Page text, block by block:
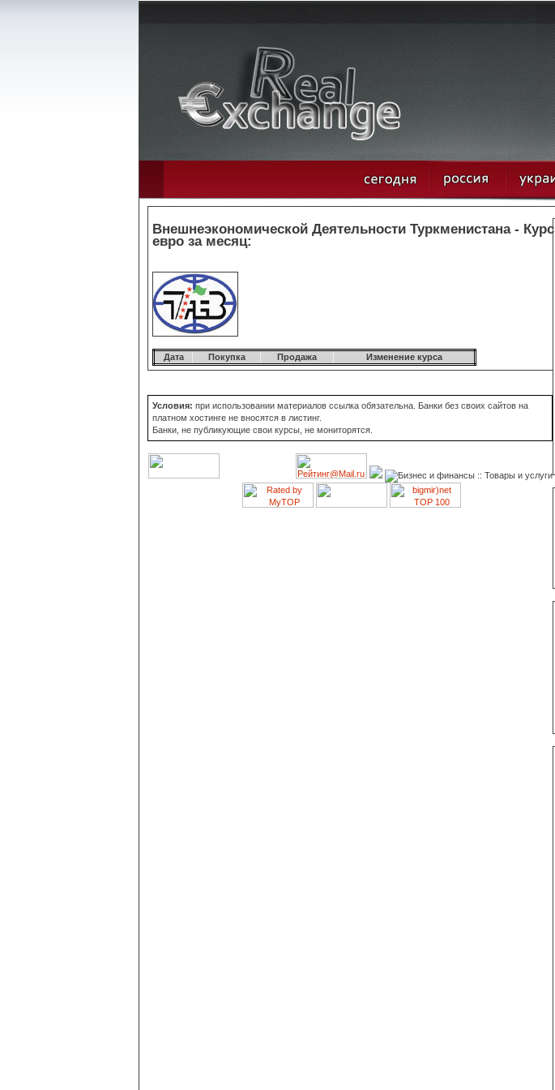
Внешнеэкономической Деятельности Туркменистана - Курс
евро за месяц:
Дата Покупка Продажа Изменение курса
Условия: при использовании материалов ссылка обязательна. Банки без своих сайтов на
платном хостинге не вносятся в листинг.
Банки, не публикующие свои курсы, не мониторятся.